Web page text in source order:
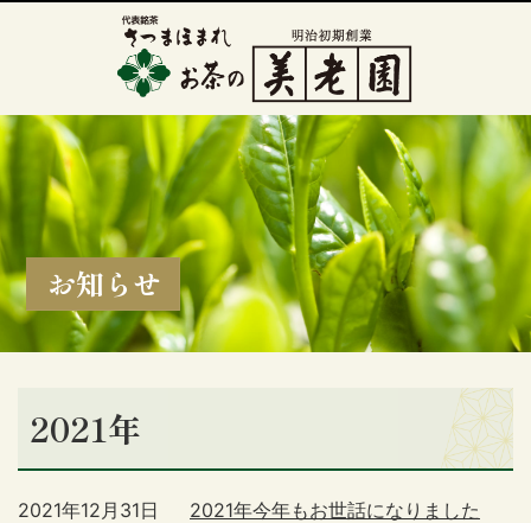
お知らせ
2021年
2021年今年もお世話になりました
2021年12月31日